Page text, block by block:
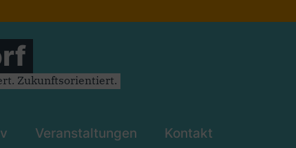
Zukunftsorientiert.
Veranstaltungen Kontakt